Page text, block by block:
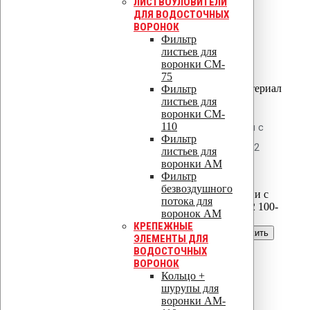
ДЛЯ ВОДОСТОЧНЫХ
ВОРОНОК
Фильтр
листьев для
воронки CM-
75
Фильтр
листьев для
воронки CM-
110
Фильтр
листьев для
воронки AM
Фильтр
безвоздушного
потока для
воронок AM
КРЕПЕЖНЫЕ
ЭЛЕМЕНТЫ ДЛЯ
ВОДОСТОЧНЫХ
ВОРОНОК
Кольцо +
шурупы для
воронки AM-
толщиной от 60 до 600 мм.
р. Цена за шт.
Оставить заявку
Вы только что добавили материал
в корзину:
Дюбель для теплоизоляции с
распорной частью Croco 512
Перейти в корзину Продолжить
Читать далее
Быстрый просмотр
Дюбель для